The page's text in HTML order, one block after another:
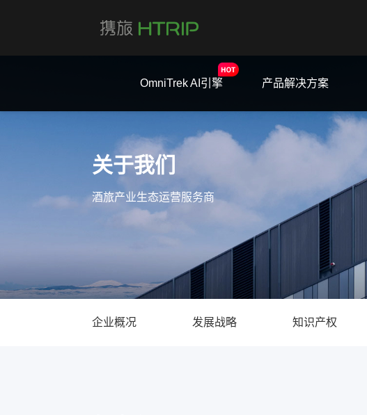
OmniTrek AI引擎 产品解决方案
关于我们
酒旅产业生态运营服务商
企业概况 发展战略 知识产权